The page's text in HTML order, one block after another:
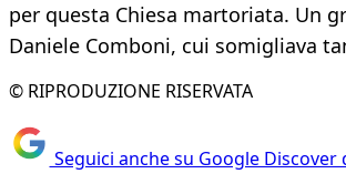
per questa Chiesa martoriata. Un
Daniele Comboni, cui somigliava
© RIPRODUZIONE RISERVATA
Seguici anche su Google Discover